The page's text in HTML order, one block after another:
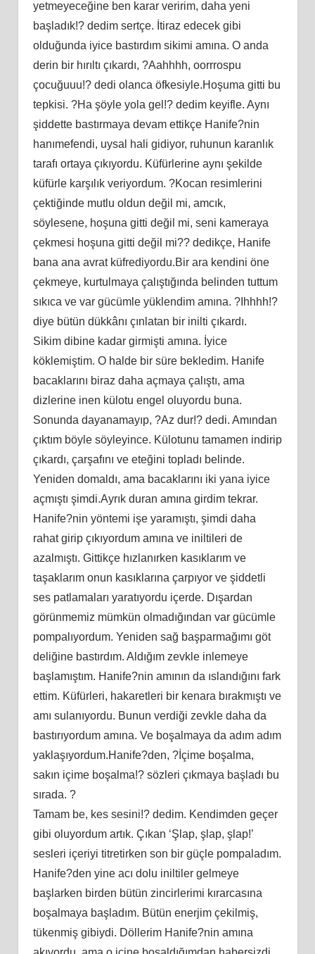
yetmeyeceğine ben karar veririm, daha yeni
başladık!? dedim sertçe. İtiraz edecek gibi
olduğunda iyice bastırdım sikimi amına. O anda
derin bir hırıltı çıkardı, ?Aahhhh, oorrrospu
çocuğuuu!? dedi olanca öfkesiyle.Hoşuma gitti bu
tepkisi. ?Ha şöyle yola gel!? dedim keyifle. Aynı
şiddette bastırmaya devam ettikçe Hanife?nin
hanımefendi, uysal hali gidiyor, ruhunun karanlık
tarafı ortaya çıkıyordu. Küfürlerine aynı şekilde
küfürle karşılık veriyordum. ?Kocan resimlerini
çektiğinde mutlu oldun değil mi, amcık,
söylesene, hoşuna gitti değil mi, seni kameraya
çekmesi hoşuna gitti değil mi?? dedikçe, Hanife
bana ana avrat küfrediyordu.Bir ara kendini öne
çekmeye, kurtulmaya çalıştığında belinden tuttum
sıkıca ve var gücümle yüklendim amına. ?Ihhhh!?
diye bütün dükkânı çınlatan bir inilti çıkardı.
Sikim dibine kadar girmişti amına. İyice
köklemiştim. O halde bir süre bekledim. Hanife
bacaklarını biraz daha açmaya çalıştı, ama
dizlerine inen külotu engel oluyordu buna.
Sonunda dayanamayıp, ?Az dur!? dedi. Amından
çıktım böyle söyleyince. Külotunu tamamen indirip
çıkardı, çarşafını ve eteğini topladı belinde.
Yeniden domaldı, ama bacaklarını iki yana iyice
açmıştı şimdi.Ayrık duran amına girdim tekrar.
Hanife?nin yöntemi işe yaramıştı, şimdi daha
rahat girip çıkıyordum amına ve iniltileri de
azalmıştı. Gittikçe hızlanırken kasıklarım ve
taşaklarım onun kasıklarına çarpıyor ve şiddetli
ses patlamaları yaratıyordu içerde. Dışardan
görünmemiz mümkün olmadığından var gücümle
pompalıyordum. Yeniden sağ başparmağımı göt
deliğine bastırdım. Aldığım zevkle inlemeye
başlamıştım. Hanife?nin amının da ıslandığını fark
ettim. Küfürleri, hakaretleri bir kenara bırakmıştı ve
amı sulanıyordu. Bunun verdiği zevkle daha da
bastırıyordum amına. Ve boşalmaya da adım adım
yaklaşıyordum.Hanife?den, ?İçime boşalma,
sakın içime boşalma!? sözleri çıkmaya başladı bu
sırada. ?
Tamam be, kes sesini!? dedim. Kendimden geçer
gibi oluyordum artık. Çıkan ‘Şlap, şlap, şlap!’
sesleri içeriyi titretirken son bir güçle pompaladım.
Hanife?den yine acı dolu iniltiler gelmeye
başlarken birden bütün zincirlerimi kırarcasına
boşalmaya başladım. Bütün enerjim çekilmiş,
tükenmiş gibiydi. Döllerim Hanife?nin amına